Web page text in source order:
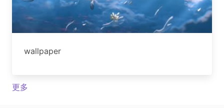
wallpaper
更多